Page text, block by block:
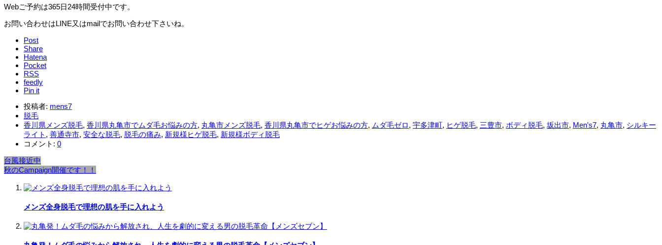
Webご予約は365日24時間受付中です。
お問い合わせはLINE又はmailでお問い合わせ下さいね。
Post
Share
Hatena
Pocket
RSS
feedly
Pin it
投稿者: mens7
脱毛
香川県メンズ脱毛, 香川県丸亀市でムダ毛お悩みの方, 丸亀市メンズ脱毛, 香川県丸亀市でヒゲお悩みの方, ムダ毛ゼロ, 宇多津町, ヒゲ脱毛, 三豊市, ボディ脱毛, 坂出市, Men's7, 丸亀市, シルキー
ライト , 善通寺市, 安全な脱毛, 脱毛の痛み, 新規様ヒゲ脱毛, 新規様ボディ脱毛
コメント: 0
台風接近中
秋のCampaign開催です！！
メンズ全身脱毛で理想の肌を手に入れよう